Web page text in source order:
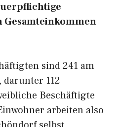
Gesamteinkommen
sind 241 am
112
Beschäftigte
arbeiten also